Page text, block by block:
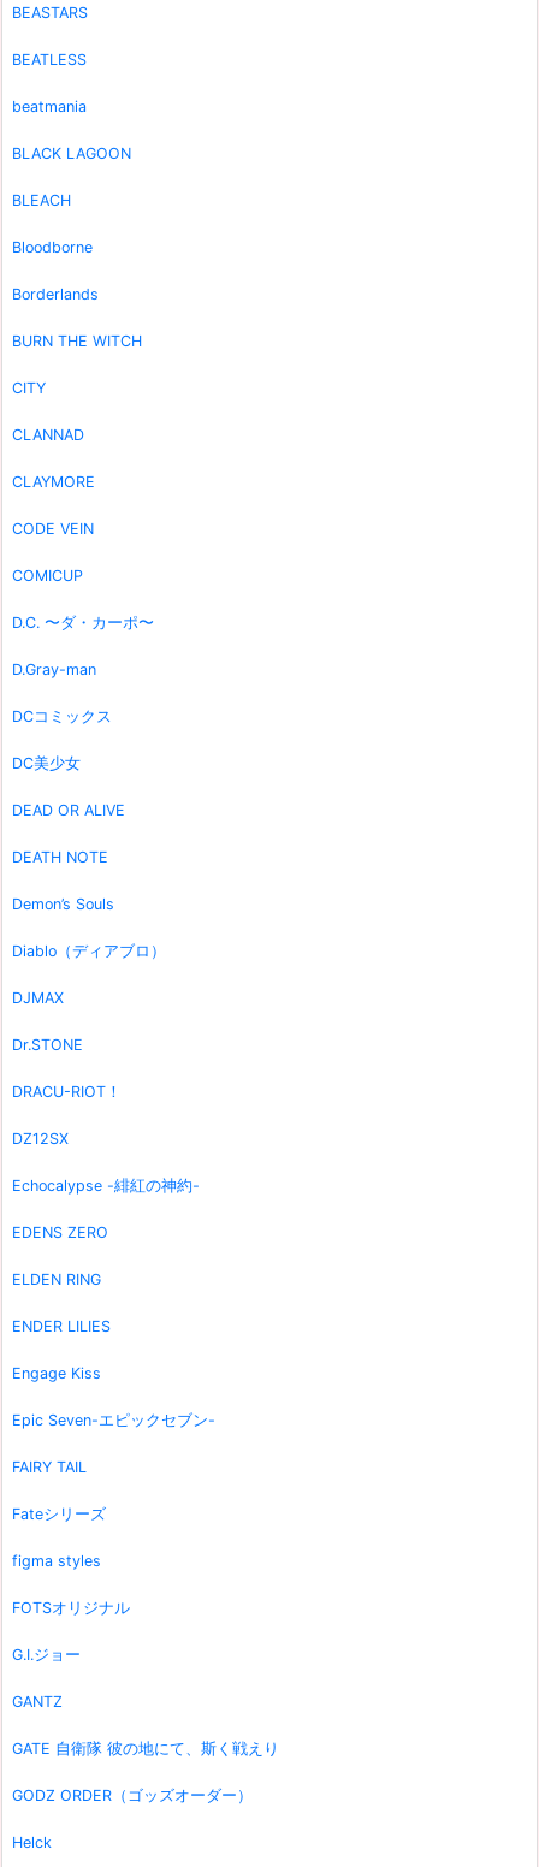
BEASTARS
BEATLESS
beatmania
BLACK LAGOON
BLEACH
Bloodborne
Borderlands
BURN THE WITCH
CITY
CLANNAD
CLAYMORE
CODE VEIN
COMICUP
D.C. 〜ダ・カーポ〜
D.Gray-man
DCコミックス
DC美少女
DEAD OR ALIVE
DEATH NOTE
Demon’s Souls
Diablo（ディアブロ）
DJMAX
Dr.STONE
DRACU-RIOT！
DZ12SX
Echocalypse -緋紅の神約-
EDENS ZERO
ELDEN RING
ENDER LILIES
Engage Kiss
Epic Seven-エピックセブン-
FAIRY TAIL
Fateシリーズ
figma styles
FOTSオリジナル
G.I.ジョー
GANTZ
GATE 自衛隊 彼の地にて、斯く戦えり
GODZ ORDER（ゴッズオーダー）
Helck